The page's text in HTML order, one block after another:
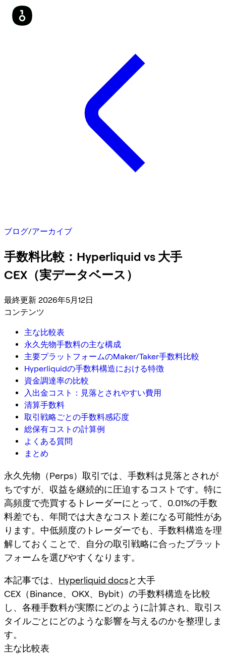
ブログ/アーカイブ
手数料比較：Hyperliquid vs 大手
CEX（実データベース）
最終更新 2026年5月12日
コンテンツ
主な比較表
永久先物手数料の主な構成
主要プラットフォームのMaker/Taker手数料比較
Hyperliquidの手数料構造における特徴
資金調達率の比較
入出金コスト：見落とされやすい費用
清算手数料
取引戦略ごとの手数料感応度
総保有コストの計算例
よくある質問
まとめ
永久先物（Perps）取引では、手数料は見落とされが
ちですが、収益を継続的に圧迫するコストです。特に
高頻度で売買するトレーダーにとって、0.01%の手数
料差でも、年間では大きなコスト差になる可能性があ
ります。中低頻度のトレーダーでも、手数料構造を理
解しておくことで、自分の取引戦略に合ったプラット
フォームを選びやすくなります。
本記事では、 Hyperliquid docsと大手
CEX（Binance、OKX、Bybit）の手数料構造を比較
し、各種手数料が実際にどのように計算され、取引ス
タイルごとにどのような影響を与えるのかを整理しま
す。
主な比較表